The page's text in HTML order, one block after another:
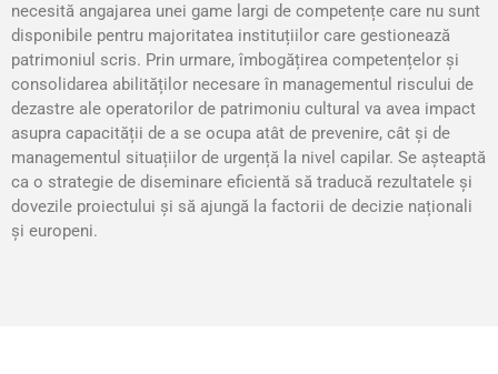
necesită angajarea unei game largi de competențe care nu sunt
disponibile pentru majoritatea instituțiilor care gestionează
patrimoniul scris. Prin urmare, îmbogățirea competențelor şi
consolidarea abilităților necesare în managementul riscului de
dezastre ale operatorilor de patrimoniu cultural va avea impact
asupra capacității de a se ocupa atât de prevenire, cât şi de
managementul situațiilor de urgență la nivel capilar. Se aşteaptă
ca o strategie de diseminare eficientă să traducă rezultatele şi
dovezile proiectului şi să ajungă la factorii de decizie naționali
şi europeni.